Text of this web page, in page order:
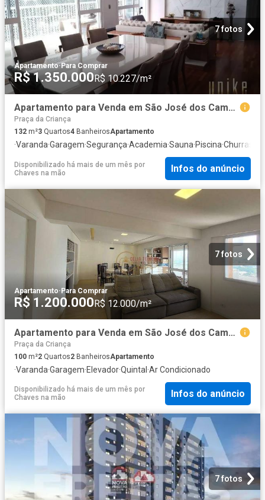
7 fotos
Apartamento·Para Comprar
R$ 1.350.000R$ 10.227/m²
Apartamento para Venda em São José dos Campos/SP Jardim das Indústrias 3 Quartos
Praça da Criança
132 m²3 Quartos4 BanheirosApartamento
·Varanda·Garagem·Segurança·Academia·Sauna·Piscina·
Disponibilizado há mais de um mês por
Chaves na mão
Infos do anúncio
7 fotos
Apartamento·Para Comprar
R$ 1.200.000R$ 12.000/m²
Apartamento para Venda em São José dos Campos/SP Jardim das Indústrias 2 Quartos
Praça da Criança
100 m²2 Quartos2 BanheirosApartamento
·Varanda·Garagem·Elevador·Quintal·Ar Condicionado
Disponibilizado há mais de um mês por
Chaves na mão
Infos do anúncio
7 fotos